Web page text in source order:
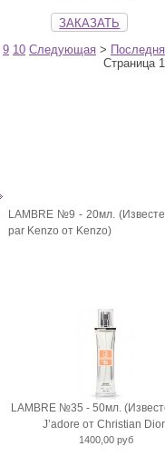
ЗАКАЗАТЬ
9 10 Следующая >
Страница
LAMBRE №9 - 20мл.
par Kenzo от Kenzo)
LAMBRE №35 - 50мл.
J’adore от Christian
1400,00 руб